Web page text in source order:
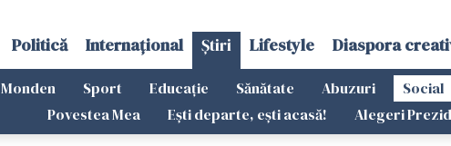
Politică Internațional Știri Lifestyle Diaspora
Monden Sport Educație Sănătate Abuzuri Social
Povestea Mea
Ești departe, ești acasă! Alegeri